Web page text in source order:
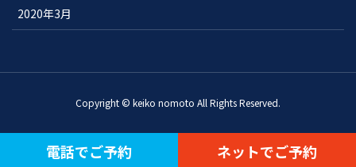
2020年3月
Copyright © keiko nomoto All Rights Reserved.
電話でご予約 ネットでご予約